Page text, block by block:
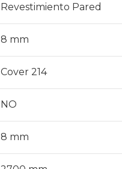
Revestimiento Pared
8 mm
Cover 214
NO
8 mm